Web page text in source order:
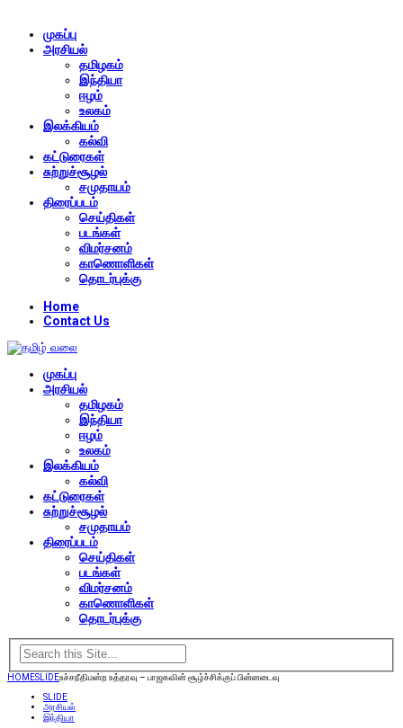
முகப்பு
அரசியல்
தமிழகம்
இந்தியா
ஈழம்
உலகம்
இலக்கியம்
கல்வி
கட்டுரைகள்
சுற்றுச்சூழல்
சமுதாயம்
திரைப்படம்
செய்திகள்
படங்கள்
விமர்சனம்
காணொளிகள்
தொடர்புக்கு
Home
Contact Us
முகப்பு
அரசியல்
தமிழகம்
இந்தியா
ஈழம்
உலகம்
இலக்கியம்
கல்வி
கட்டுரைகள்
சுற்றுச்சூழல்
சமுதாயம்
திரைப்படம்
செய்திகள்
படங்கள்
விமர்சனம்
காணொளிகள்
தொடர்புக்கு
HOMESLIDEஉச்சநீதிமன்ற உத்தரவு – பாஜகவின் சூழ்ச்சிக்குப் பின்னடைவு
SLIDE
அரசியல்
இந்தியா